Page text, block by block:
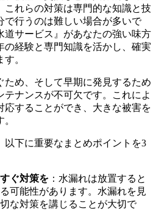
これらの対策は専門的な知識と技
で行うのは難しい場合が多いで
道サービス』があなたの強い味方
の経験と専門知識を活かし、確実
。
ため、そして早期に発見するため
テナンスが不可欠です。これによ
応することができ、大きな被害を
以下に重要なまとめポイントを3
ぐ対策を ：水漏れは放置すると
可能性があります。水漏れを見
な対策を講じることが大切で